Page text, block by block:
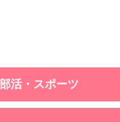
活・スポーツ